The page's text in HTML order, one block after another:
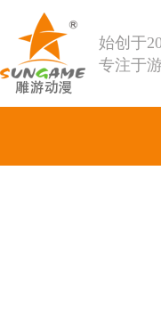
始创于
专注于